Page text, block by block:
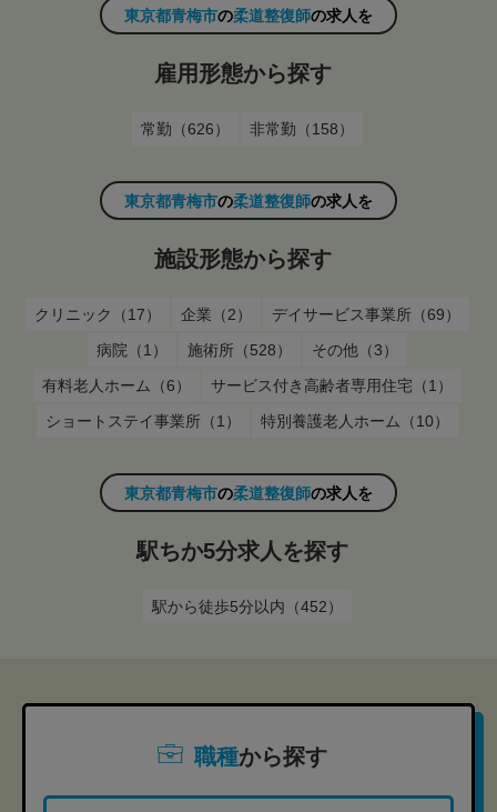
東京都青梅市の柔道整復師の求人を
雇用形態から探す
常勤（626） 非常勤（158）
東京都青梅市の柔道整復師の求人を
施設形態から探す
クリニック（17） 企業（2）
デイサービス事業所（69）
病院（1）
施術所（528）
その他（3）
有料老人ホーム（6）
サービス付き高齢者専用住宅（1）
ショートステイ事業所（1）
特別養護老人ホーム（10）
東京都青梅市の柔道整復師の求人を
駅ちか5分求人を探す
駅から徒歩5分以内（452）
職種から探す